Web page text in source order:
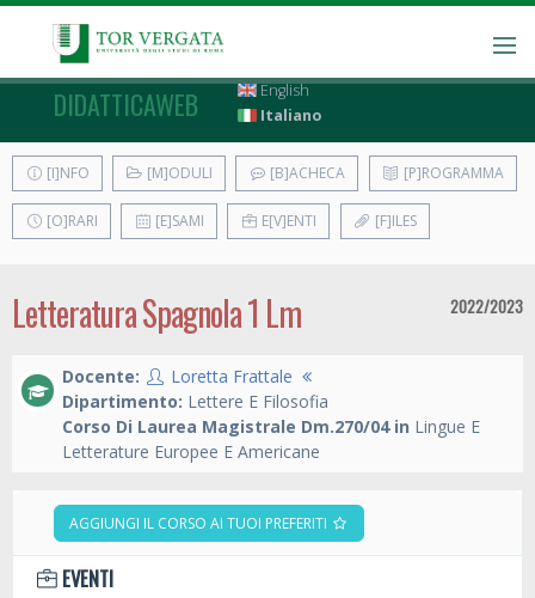
DIDATTICAWEB
English
Italiano
[I]NFO [M]ODULI [B]ACHECA [P]ROGRAMMA
[O]RARI [E]SAMI E[V]ENTI [F]ILES
Letteratura Spagnola 1 Lm 2022/2023
Docente:
Loretta Frattale
Dipartimento: Lettere E Filosofia
Corso Di Laurea Magistrale Dm.270/04 in Lingue E
Letterature Europee E Americane
AGGIUNGI IL CORSO AI TUOI PREFERITI
EVENTI